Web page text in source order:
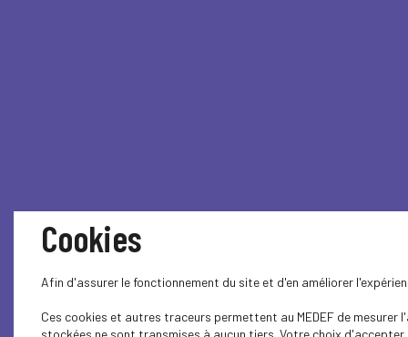
Cookies
Afin d'assurer le fonctionnement du site et d'en améliorer
Ces cookies et autres traceurs permettent au MEDEF de
stockées ne sont transmises à aucun tiers. Votre choix